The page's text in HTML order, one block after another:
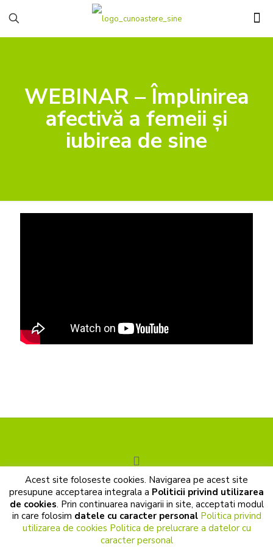
WEBINAR – Împlinirea
afectivă a femeii și
iubirea de sine
© 2017 Cunoastere de sine. All Rights Reserved |
Prelucrarea datelor cu caracter personal|Politica de cookies
|Termeni si conditii
Acest site foloseste cookies. Navigarea pe acest site
presupune acceptarea integrala a Politicii privind utilizarea
de cookies. Prin continuarea navigarii in site, acceptati modul
in care folosim datele cu caracter personal Politica privind
utilizarea de cookies Politica de prelucrare a datelor cu
caracter personal